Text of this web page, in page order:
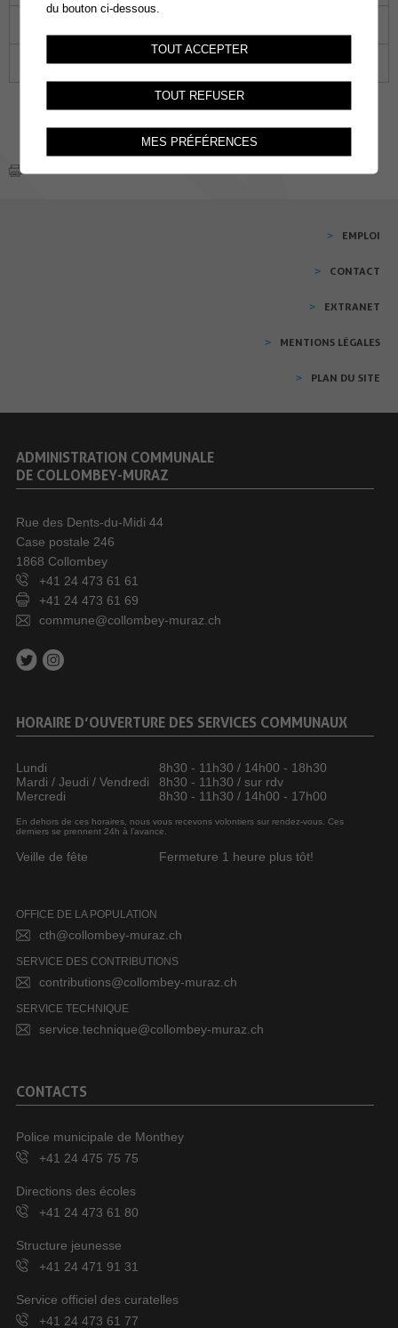
26 27 28 29 30
EMPLOI
CONTACT
EXTRANET
MENTIONS LÉGALES
PLAN DU SITE
ADMINISTRATION COMMUNALE
DE COLLOMBEY-MURAZ
Rue des Dents-du-Midi 44
Case postale 246
1868 Collombey
+41 24 473 61 61
+41 24 473 61 69
commune@collombey-muraz.ch
HORAIRE D’OUVERTURE DES SERVICES COMMUNAUX
Lundi
8h30 - 11h30 / 14h00 - 18h30
Mardi / Jeudi / Vendredi
8h30 - 11h30 / sur rdv
Mercredi
8h30 - 11h30 / 14h00 - 17h00
En dehors de ces horaires, nous vous recevons volontiers sur rendez-vous. Ces
derniers se prennent 24h à l’avance.
Veille de fête Fermeture 1 heure plus tôt!
OFFICE DE LA POPULATION
cth@collombey-muraz.ch
SERVICE DES CONTRIBUTIONS
contributions@collombey-muraz.ch
SERVICE TECHNIQUE
service.technique@collombey-muraz.ch
CONTACTS
Police municipale de Monthey
+41 24 475 75 75
Directions des écoles
+41 24 473 61 80
Structure jeunesse
+41 24 471 91 31
Service officiel des curatelles
+41 24 473 61 77
du bouton ci-dessous.
TOUT ACCEPTER
TOUT REFUSER
MES PRÉFÉRENCES